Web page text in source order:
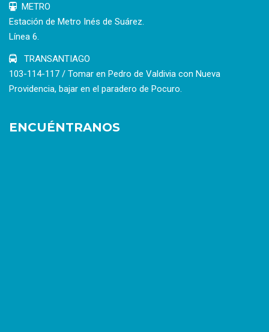
METRO
Estación de Metro Inés de Suárez.
Línea 6.
TRANSANTIAGO
103-114-117 / Tomar en Pedro de Valdivia con Nueva
Providencia, bajar en el paradero de Pocuro.
ENCUÉNTRANOS